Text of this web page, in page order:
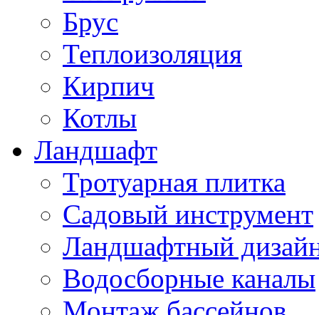
Брус
Теплоизоляция
Кирпич
Котлы
Ландшафт
Тротуарная плитка
Садовый инструмент
Ландшафтный
Водосборные каналы